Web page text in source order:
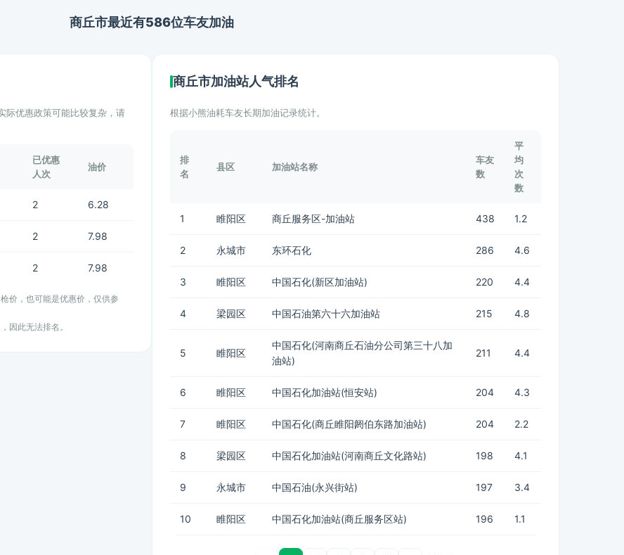
商丘市最近有586位车友加油
际优惠政策可能比较复杂，请
已优惠
人次
油价
2 6.28
2 7.98
2 7.98
价，也可能是优惠价，仅供参
因此无法排名。
商丘市加油站人气排名
根据小熊油耗车友长期加油记录统计。
排
名
县区 加油站名称
车友
数
平
均
次
数
1 睢阳区 商丘服务区-加油站 438 1.2
2 永城市 东环石化 286 4.6
3 睢阳区 中国石化(新区加油站) 220 4.4
4 梁园区 中国石油第六十六加油站 215 4.8
5 睢阳区
中国石化(河南商丘石油分公司第三十八加
油站)
211 4.4
6 睢阳区 中国石化加油站(恒安站) 204 4.3
7 睢阳区 中国石化(商丘睢阳阏伯东路加油站) 204 2.2
8 梁园区 中国石化加油站(河南商丘文化路站) 198 4.1
9 永城市 中国石油(永兴街站) 197 3.4
10 睢阳区 中国石化加油站(商丘服务区站) 196 1.1